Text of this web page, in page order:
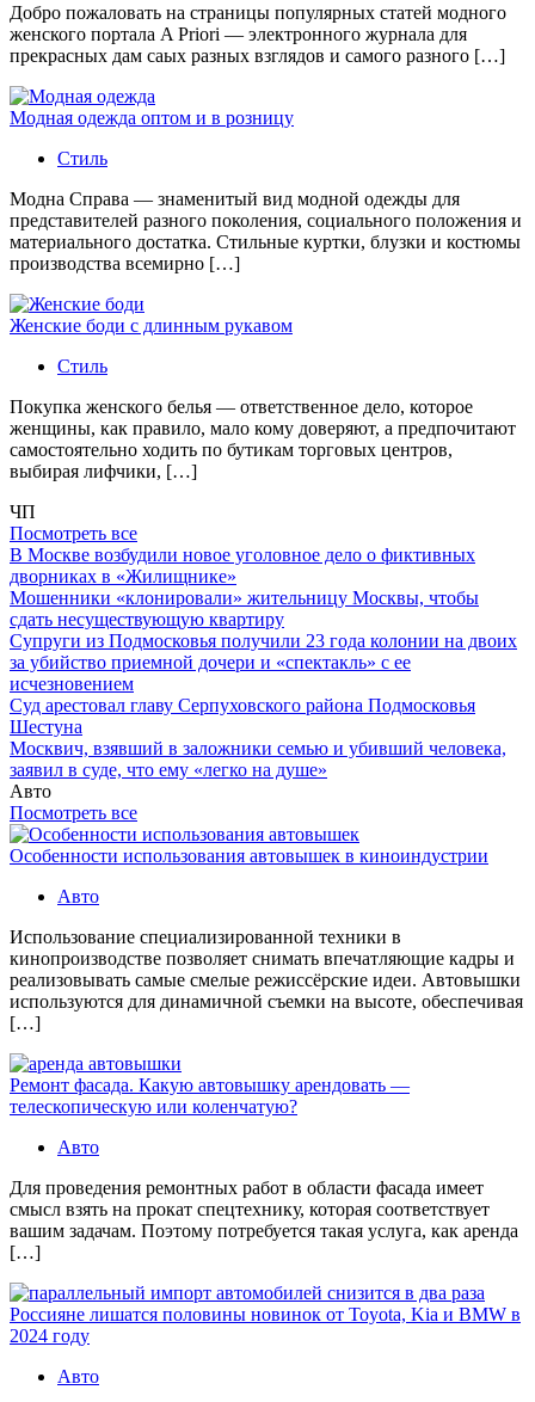
Добро пожаловать на страницы популярных статей модного
женского портала A Priori — электронного журнала для
прекрасных дам саых разных взглядов и самого разного […]
Модная одежда оптом и в розницу
Стиль
Модна Справа — знаменитый вид модной одежды для
представителей разного поколения, социального положения и
материального достатка. Стильные куртки, блузки и костюмы
производства всемирно […]
Женские боди с длинным рукавом
Стиль
Покупка женского белья — ответственное дело, которое
женщины, как правило, мало кому доверяют, а предпочитают
самостоятельно ходить по бутикам торговых центров,
выбирая лифчики, […]
ЧП
Посмотреть все
В Москве возбудили новое уголовное дело о фиктивных
дворниках в «Жилищнике»
Мошенники «клонировали» жительницу Москвы, чтобы
сдать несуществующую квартиру
Супруги из Подмосковья получили 23 года колонии на двоих
за убийство приемной дочери и «спектакль» с ее
исчезновением
Суд арестовал главу Серпуховского района Подмосковья
Шестуна
Москвич, взявший в заложники семью и убивший человека,
заявил в суде, что ему «легко на душе»
Авто
Посмотреть все
Особенности использования автовышек в киноиндустрии
Авто
Использование специализированной техники в
кинопроизводстве позволяет снимать впечатляющие кадры и
реализовывать самые смелые режиссёрские идеи. Автовышки
используются для динамичной съемки на высоте, обеспечивая
[…]
Ремонт фасада. Какую автовышку арендовать —
телескопическую или коленчатую?
Авто
Для проведения ремонтных работ в области фасада имеет
смысл взять на прокат спецтехнику, которая соответствует
вашим задачам. Поэтому потребуется такая услуга, как аренда
[…]
Россияне лишатся половины новинок от Toyota, Kia и BMW в
2024 году
Авто